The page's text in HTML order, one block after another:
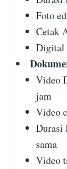
Foto
Cetak
Digital
Video
jam
Video
Durasi
sama
Video